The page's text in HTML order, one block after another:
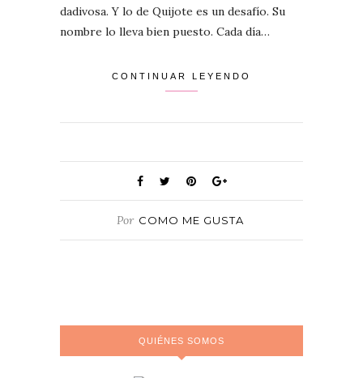
dadivosa. Y lo de Quijote es un desafío. Su
nombre lo lleva bien puesto. Cada día…
CONTINUAR LEYENDO
Por COMO ME GUSTA
QUIÉNES SOMOS